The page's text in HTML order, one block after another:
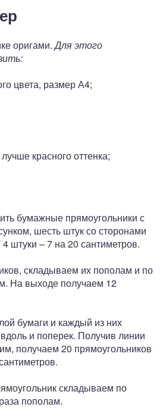
оригами.Для этого
цвета, размер А4;
красного оттенка;
бумажные прямоугольники с
шесть штук со сторонами
штуки – 7 на 20 сантиметров.
складываем их пополам и по
На выходе получаем 12
бумаги и каждый из них
и поперек. Получив линии
получаем 20 прямоугольников
складываем по
пополам.